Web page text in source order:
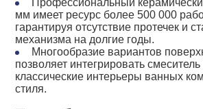
Профессиональный
мм имеет ресурс более 500 000
гарантируя отсутствие протечек и
механизма на долгие годы.
Многообразие вариантов
позволяет интегрировать
классические интерьеры ванных
стиля.